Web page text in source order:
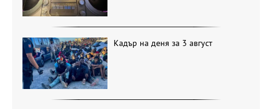
Кадър на деня за 3 август